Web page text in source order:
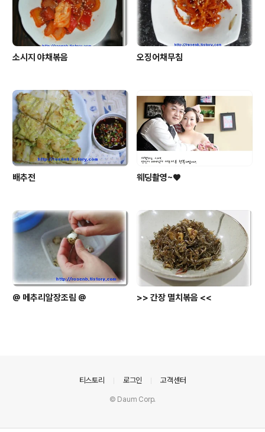
소시지 야채볶음 오징어채무침
배추전 웨딩촬영~♥
@ 메추리알장조림 @ >> 간장 멸치볶음 <<
티스토리 로그인 고객센터
© Daum Corp.